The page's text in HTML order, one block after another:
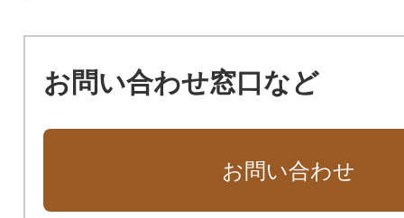
お問い合わせ窓口など
お問い合わせ